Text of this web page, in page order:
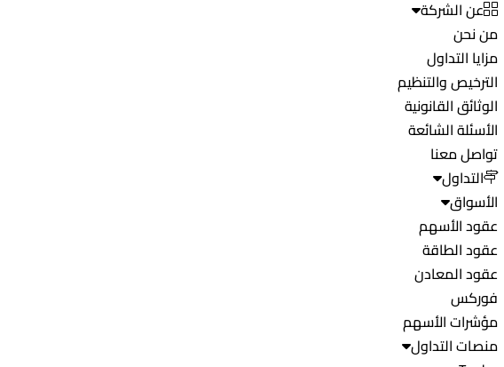
عن الشركة
من نحن
مزايا التداول
الترخيص والتنظيم
الوثائق القانونية
الأسئلة الشائعة
تواصل معنا
التداول
الأسواق
عقود الأسهم
عقود الطاقة
عقود المعادن
فوركس
مؤشرات الأسهم
منصات التداول